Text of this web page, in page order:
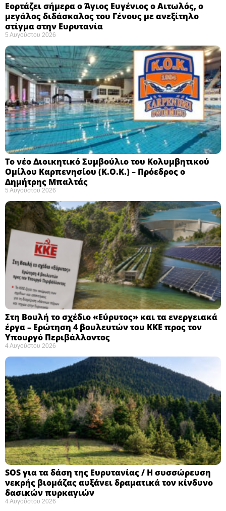
Εορτάζει σήμερα ο Άγιος Ευγένιος ο Αιτωλός, ο
μεγάλος διδάσκαλος του Γένους με ανεξίτηλο
στίγμα στην Ευρυτανία
5 Αυγούστου 2026
Το νέο Διοικητικό Συμβούλιο του Κολυμβητικού
Ομίλου Καρπενησίου (Κ.Ο.Κ.) – Πρόεδρος ο
Δημήτρης Μπαλτάς
5 Αυγούστου 2026
Στη Βουλή το σχέδιο «Εύρυτος» και τα ενεργειακά
έργα – Ερώτηση 4 βουλευτών του ΚΚΕ προς τον
Υπουργό Περιβάλλοντος
4 Αυγούστου 2026
SOS για τα δάση της Ευρυτανίας / Η συσσώρευση
νεκρής βιομάζας αυξάνει δραματικά τον κίνδυνο
δασικών πυρκαγιών
4 Αυγούστου 2026